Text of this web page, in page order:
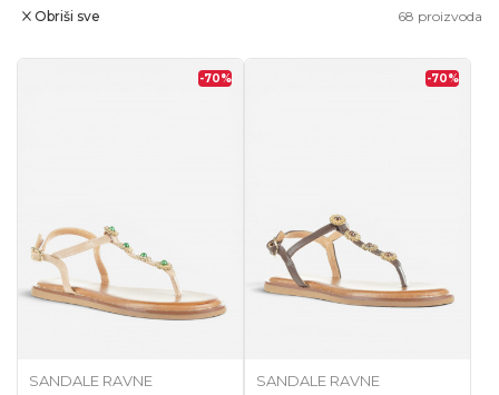
68 proizvoda
Obriši sve
-70%
SANDALE RAVNE
-70%
SANDALE RAVNE